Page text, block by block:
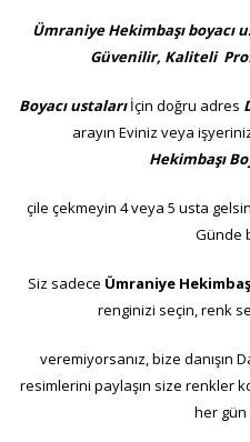
Ümraniye Hekimbaşı boyacı
Güvenilir, Kaliteli
Boyacı ustalarıİçin doğru adres
arayın Eviniz veya
Hekimbaşı
çile çekmeyin 4 veya 5 usta
Günde
Siz sadece Ümraniye
renginizi seçin, renk
veremiyorsanız, bize danışın
resimlerini paylaşın size renkler
her gün